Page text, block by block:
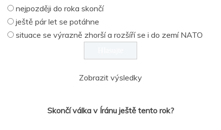
nejpozději do roka skončí
ještě pár let se potáhne
situace se výrazně zhorší a rozšíří se i do zemí NATO
Zobrazit výsledky
Skončí válka v Íránu ještě tento rok?